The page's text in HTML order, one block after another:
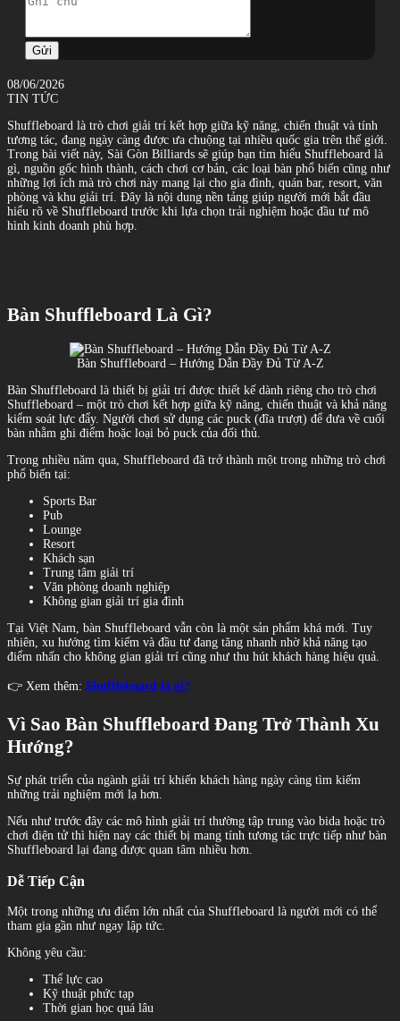
Gửi
08/06/2026
TIN TỨC
Shuffleboard là trò chơi giải trí kết hợp giữa kỹ năng, chiến thuật và tính
tương tác, đang ngày càng được ưa chuộng tại nhiều quốc gia trên thế giới.
Trong bài viết này, Sài Gòn Billiards sẽ giúp bạn tìm hiểu Shuffleboard là
gì, nguồn gốc hình thành, cách chơi cơ bản, các loại bàn phổ biến cũng như
những lợi ích mà trò chơi này mang lại cho gia đình, quán bar, resort, văn
phòng và khu giải trí. Đây là nội dung nền tảng giúp người mới bắt đầu
hiểu rõ về Shuffleboard trước khi lựa chọn trải nghiệm hoặc đầu tư mô
hình kinh doanh phù hợp.
Bàn Shuffleboard Là Gì?
Bàn Shuffleboard – Hướng Dẫn Đầy Đủ Từ A-Z
Bàn Shuffleboard là thiết bị giải trí được thiết kế dành riêng cho trò chơi
Shuffleboard – một trò chơi kết hợp giữa kỹ năng, chiến thuật và khả năng
kiểm soát lực đẩy. Người chơi sử dụng các puck (đĩa trượt) để đưa về cuối
bàn nhằm ghi điểm hoặc loại bỏ puck của đối thủ.
Trong nhiều năm qua, Shuffleboard đã trở thành một trong những trò chơi
phổ biến tại:
Sports Bar
Pub
Lounge
Resort
Khách sạn
Trung tâm giải trí
Văn phòng doanh nghiệp
Không gian giải trí gia đình
Tại Việt Nam, bàn Shuffleboard vẫn còn là một sản phẩm khá mới. Tuy
nhiên, xu hướng tìm kiếm và đầu tư đang tăng nhanh nhờ khả năng tạo
điểm nhấn cho không gian giải trí cũng như thu hút khách hàng hiệu quả.
👉 Xem thêm: Shuffleboard là gì?
Vì Sao Bàn Shuffleboard Đang Trở Thành Xu
Hướng?
Sự phát triển của ngành giải trí khiến khách hàng ngày càng tìm kiếm
những trải nghiệm mới lạ hơn.
Nếu như trước đây các mô hình giải trí thường tập trung vào bida hoặc trò
chơi điện tử thì hiện nay các thiết bị mang tính tương tác trực tiếp như bàn
Shuffleboard lại đang được quan tâm nhiều hơn.
Dễ Tiếp Cận
Một trong những ưu điểm lớn nhất của Shuffleboard là người mới có thể
tham gia gần như ngay lập tức.
Không yêu cầu:
Thể lực cao
Kỹ thuật phức tạp
Thời gian học quá lâu